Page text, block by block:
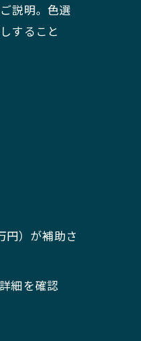
説明。色選
すること
円）が補助さ
細を確認